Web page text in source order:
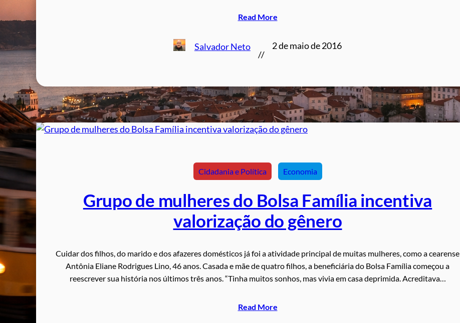
Read More
Salvador Neto
//
2 de maio de 2016
Cidadania e Política Economia
Grupo de mulheres do Bolsa Família incentiva
valorização do gênero
Cuidar dos filhos, do marido e dos afazeres domésticos já foi a atividade principal de muitas mulheres, como a cearense
Antônia Eliane Rodrigues Lino, 46 anos. Casada e mãe de quatro filhos, a beneficiária do Bolsa Família começou a
reescrever sua história nos últimos três anos. “Tinha muitos sonhos, mas vivia em casa deprimida. Acreditava…
Read More